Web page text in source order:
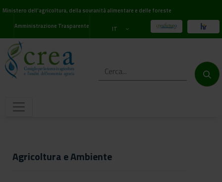
Ministero dell'agricoltura, della sovranità alimentare e delle foreste
Amministrazione Trasparente
IT
Agricoltura e Ambiente